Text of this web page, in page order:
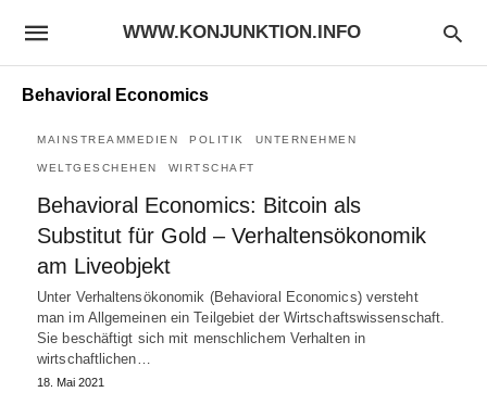
WWW.KONJUNKTION.INFO
Behavioral Economics
MAINSTREAMMEDIEN POLITIK UNTERNEHMEN
WELTGESCHEHEN WIRTSCHAFT
Behavioral Economics: Bitcoin als
Substitut für Gold – Verhaltensökonomik
am Liveobjekt
Unter Verhaltensökonomik (Behavioral Economics) versteht
man im Allgemeinen ein Teilgebiet der Wirtschaftswissenschaft.
Sie beschäftigt sich mit menschlichem Verhalten in
wirtschaftlichen…
18. Mai 2021